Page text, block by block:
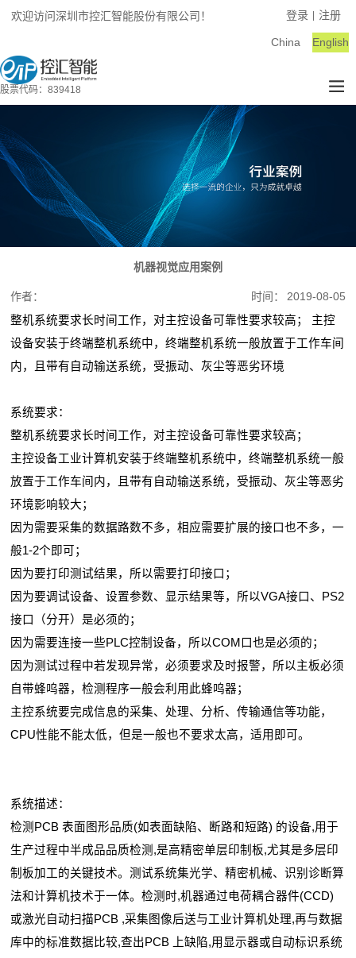
欢迎访问深圳市控汇智能股份有限公司！ 登录 注册
English
China
股票代码：839418
机器视觉应用案例
作者： 时间：
2019-08-05
整机系统要求长时间工作，对主控设备可靠性要求较高； 主控
设备安装于终端整机系统中，终端整机系统一般放置于工作车间
内，且带有自动输送系统，受振动、灰尘等恶劣环境
系统要求：
整机系统要求长时间工作，对主控设备可靠性要求较高；
主控设备工业计算机安装于终端整机系统中，终端整机系统一般
放置于工作车间内，且带有自动输送系统，受振动、灰尘等恶劣
环境影响较大；
因为需要采集的数据路数不多，相应需要扩展的接口也不多，一
般1-2个即可；
因为要打印测试结果，所以需要打印接口；
因为要调试设备、设置参数、显示结果等，所以VGA接口、PS2
接口（分开）是必须的；
因为需要连接一些PLC控制设备，所以COM口也是必须的；
因为测试过程中若发现异常，必须要求及时报警，所以主板必须
自带蜂呜器，检测程序一般会利用此蜂呜器；
主控系统要完成信息的采集、处理、分析、传输通信等功能，
CPU性能不能太低，但是一般也不要求太高，适用即可。
系统描述：
检测PCB 表面图形品质(如表面缺陷、断路和短路) 的设备,用于
生产过程中半成品品质检测,是高精密单层印制板,尤其是多层印
制板加工的关键技术。测试系统集光学、精密机械、识别诊断算
法和计算机技术于一体。检测时,机器通过电荷耦合器件(CCD)
或激光自动扫描PCB ,采集图像后送与工业计算机处理,再与数据
库中的标准数据比较,查出PCB 上缺陷,用显示器或自动标识系统